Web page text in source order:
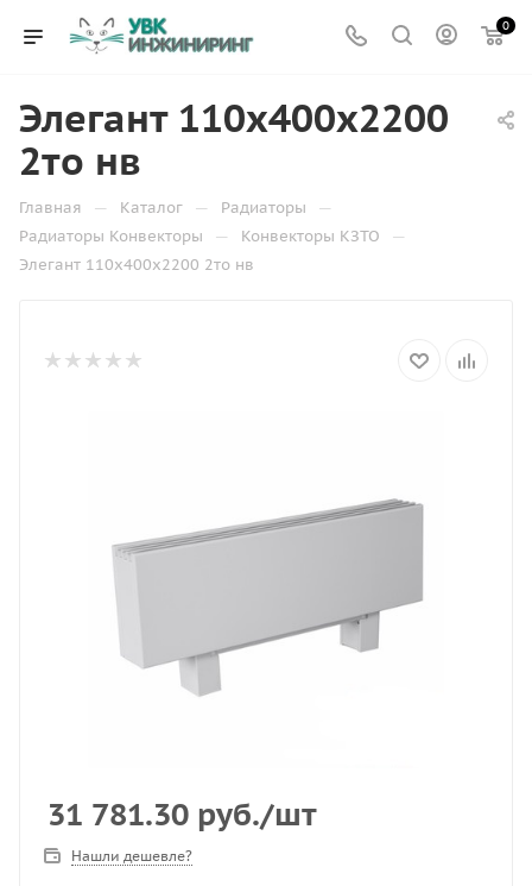
0
Элегант 110x400x2200
2то нв
Главная — Каталог — Радиаторы —
Радиаторы Конвекторы — Конвекторы КЗТО —
Элегант 110x400x2200 2то нв
31 781.30 руб./шт
Нашли дешевле?